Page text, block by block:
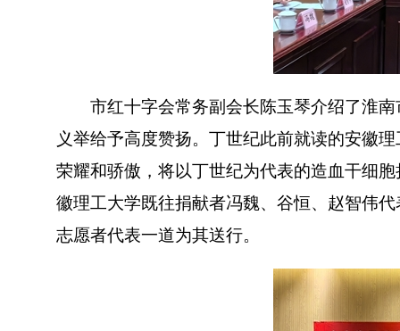
市红十字会常务副会长陈玉琴介绍了淮南
义举给予高度赞扬。丁世纪此前就读的安徽
荣耀和骄傲，将以丁世纪为代表的造血干细
徽理工大学既往捐献者冯魏、谷恒、赵智伟
志愿者代表一道为其送行。